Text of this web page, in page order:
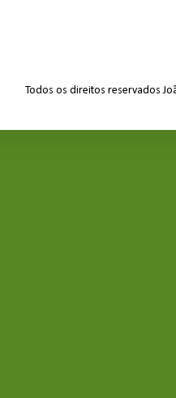
Todos os direitos reservados